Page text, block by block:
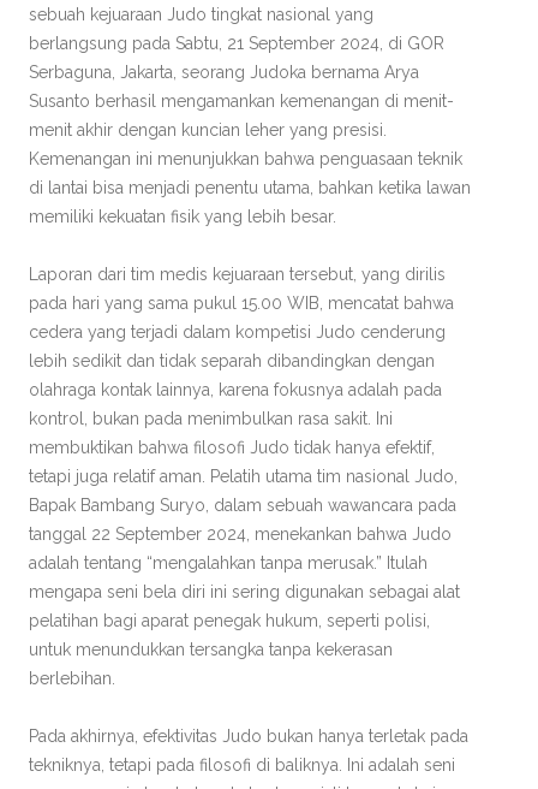
sebuah kejuaraan Judo tingkat nasional yang
berlangsung pada Sabtu, 21 September 2024, di GOR
Serbaguna, Jakarta, seorang Judoka bernama Arya
Susanto berhasil mengamankan kemenangan di menit-
menit akhir dengan kuncian leher yang presisi.
Kemenangan ini menunjukkan bahwa penguasaan teknik
di lantai bisa menjadi penentu utama, bahkan ketika lawan
memiliki kekuatan fisik yang lebih besar.
Laporan dari tim medis kejuaraan tersebut, yang dirilis
pada hari yang sama pukul 15.00 WIB, mencatat bahwa
cedera yang terjadi dalam kompetisi Judo cenderung
lebih sedikit dan tidak separah dibandingkan dengan
olahraga kontak lainnya, karena fokusnya adalah pada
kontrol, bukan pada menimbulkan rasa sakit. Ini
membuktikan bahwa filosofi Judo tidak hanya efektif,
tetapi juga relatif aman. Pelatih utama tim nasional Judo,
Bapak Bambang Suryo, dalam sebuah wawancara pada
tanggal 22 September 2024, menekankan bahwa Judo
adalah tentang “mengalahkan tanpa merusak.” Itulah
mengapa seni bela diri ini sering digunakan sebagai alat
pelatihan bagi aparat penegak hukum, seperti polisi,
untuk menundukkan tersangka tanpa kekerasan
berlebihan.
Pada akhirnya, efektivitas Judo bukan hanya terletak pada
tekniknya, tetapi pada filosofi di baliknya. Ini adalah seni